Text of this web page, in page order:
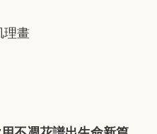
理畫